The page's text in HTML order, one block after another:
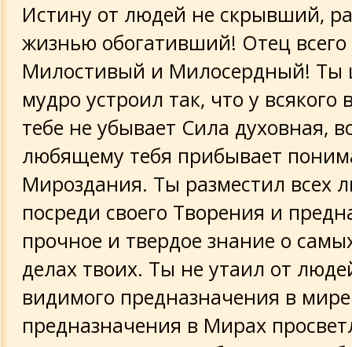
Истину от людей не скрывший,
жизнью обогативший! Отец всего
Милостивый и Милосердный! Ты
мудро устроил так, что у
тебе не убывает Сила духовная,
любящему тебя прибывает
Мироздания. Ты разместил всех
посреди своего Творения и
прочное и твердое знание о
делах твоих. Ты не утаил от
видимого предназначения в
предназначения в Мирах